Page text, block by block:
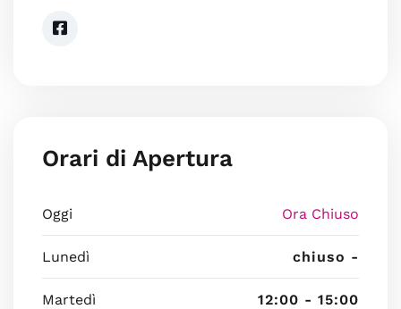
Orari di Apertura
Oggi Ora Chiuso
Lunedì chiuso -
Martedì
12:00 - 15:00